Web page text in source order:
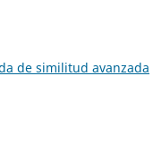
de similitud avanzada